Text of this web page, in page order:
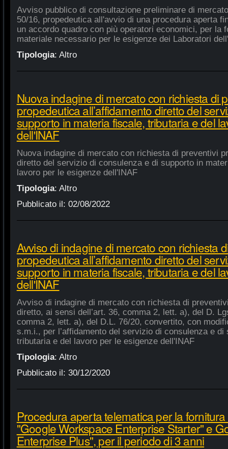
Avviso pubblico di consultazione preliminare di
50/16, propedeutica all'avvio di una procedura aperta
un accordo quadro con più operatori economici, per la
materiale necessario per le esigenze dei Laboratori
Tipologia: Altro
Nuova indagine di mercato con richiesta di
propedeutica all’affidamento diretto del
supporto in materia fiscale, tributaria e del
dell'INAF
Nuova indagine di mercato con richiesta di preventivi
diretto del servizio di consulenza e di supporto in
lavoro per le esigenze dell'INAF
Tipologia: Altro
Pubblicato il: 02/08/2022
Avviso di indagine di mercato con richiesta
propedeutica all’affidamento diretto del
supporto in materia fiscale, tributaria e del
dell'INAF
Avviso di indagine di mercato con richiesta di
diretto, ai sensi dell’art. 36, comma 2, lett. a), del D.
comma 2, lett. a), del D.L. 76/20, convertito, con
s.m.i., per l’affidamento del servizio di consulenza e
tributaria e del lavoro per le esigenze dell'INAF
Tipologia: Altro
Pubblicato il: 30/12/2020
Procedura aperta telematica per la
"Google Workspace Enterprise Starter" e
Enterprise Plus", per il periodo di 3 anni